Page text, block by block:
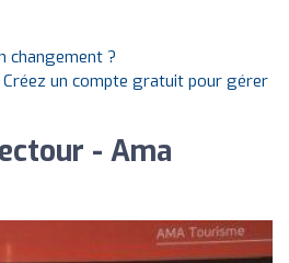
changement ?
un compte gratuit pour gérer
- Ama